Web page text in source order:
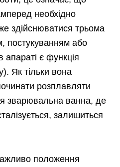
необхідно
здійснюватися трьома
постукуванням або
апараті є функція
Як тільки вона
розплавляти
зварювальна ванна, де
залишиться
положення